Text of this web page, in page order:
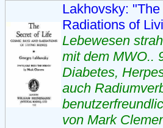
Lakhovsky:
Radiations of
Lebewesen
mit dem MWO..
Diabetes,
auch
von Mark